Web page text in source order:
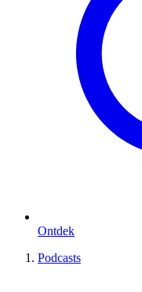
Ontdek
Podcasts